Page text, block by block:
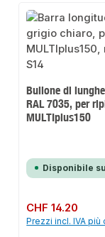
Bullone di
RAL 7035, per
MULTIplus150
Disponibile
Prezzo normale:
CHF 14.20
Prezzi incl. IVA